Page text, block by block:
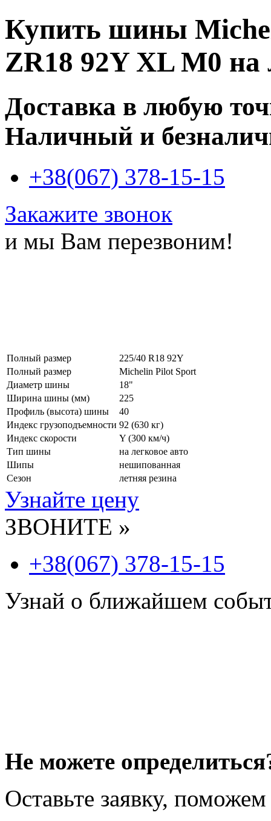
Купить шины
ZR18 92Y XL M0 на
Доставка в любую
Наличный и
+38(067) 378-15-15
Закажите звонок
и мы Вам перезвоним!
Полный размер
225/40 R18 92Y
Полный размер
Michelin Pilot Sport
Диаметр шины
18"
Ширина шины (мм)
225
Профиль (высота) шины
40
Индекс грузоподъемности 92 (630 кг)
Индекс скорости
Y (300 км/ч)
Тип шины
на легковое авто
Шипы
нешипованная
Сезон
летняя резина
Узнайте цену
ЗВОНИТЕ »
+38(067) 378-15-15
Узнай о ближайшем
Не можете
Оставьте заявку,